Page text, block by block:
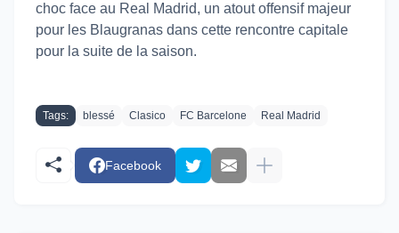
choc face au Real Madrid, un atout offensif majeur
pour les Blaugranas dans cette rencontre capitale
pour la suite de la saison.
Tags: blessé Clasico FC Barcelone Real Madrid
Facebook